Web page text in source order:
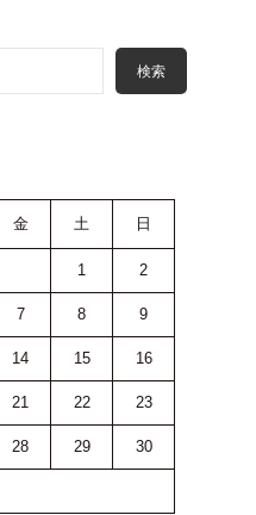
検索
金 土 日
1 2
7 8 9
14 15 16
21 22 23
28 29 30